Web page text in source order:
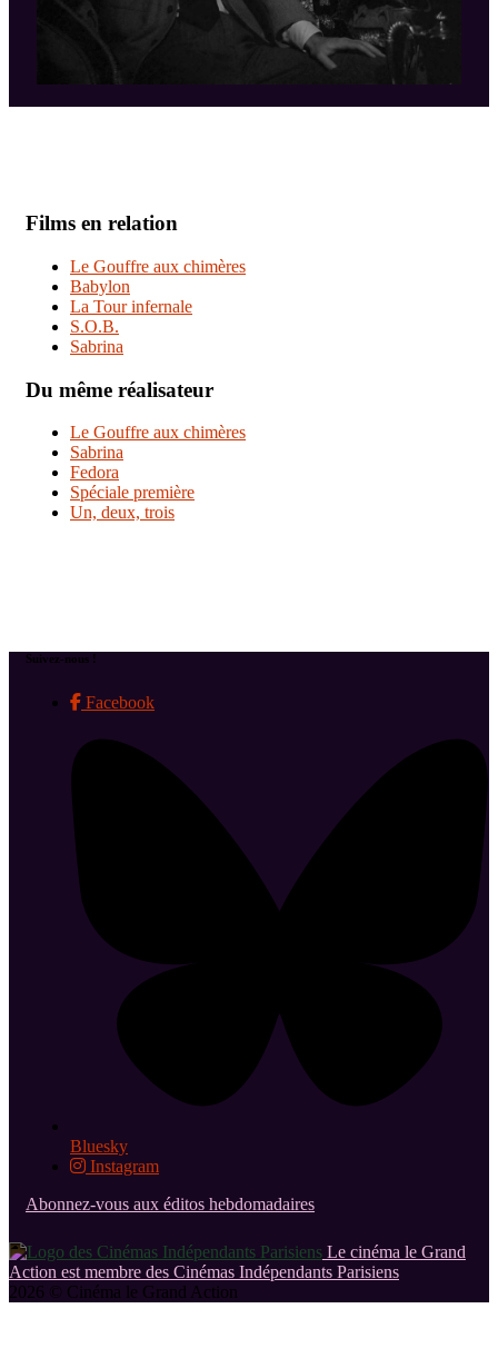
Films en relation
Le Gouffre aux chimères
Babylon
La Tour infernale
S.O.B.
Sabrina
Du même réalisateur
Le Gouffre aux chimères
Sabrina
Fedora
Spéciale première
Un, deux, trois
Suivez-nous !
Facebook
Bluesky
Instagram
Abonnez-vous aux éditos hebdomadaires
Le cinéma le Grand
Action est membre des Cinémas Indépendants Parisiens
2026 © Cinéma le Grand Action